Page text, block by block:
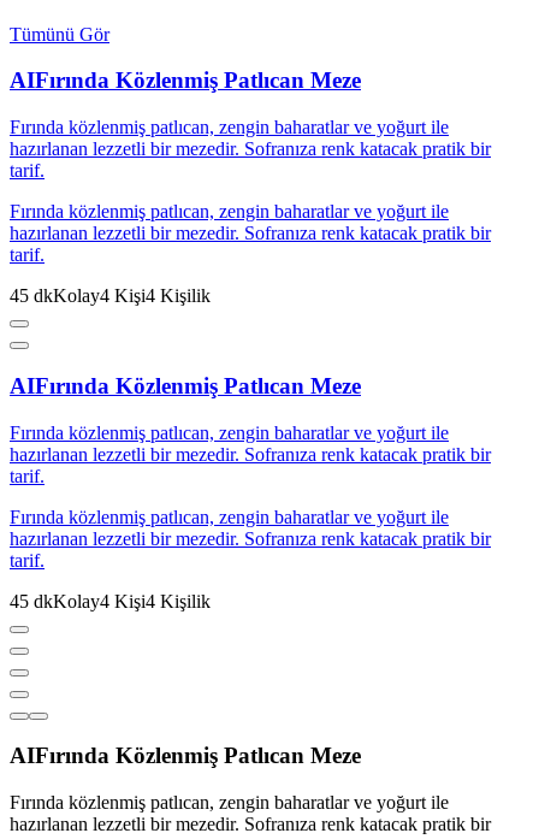
Tümünü Gör
AIFırında Közlenmiş Patlıcan Meze
Fırında közlenmiş patlıcan, zengin baharatlar ve yoğurt ile
hazırlanan lezzetli bir mezedir. Sofranıza renk katacak pratik bir
tarif.
Fırında közlenmiş patlıcan, zengin baharatlar ve yoğurt ile
hazırlanan lezzetli bir mezedir. Sofranıza renk katacak pratik bir
tarif.
45 dkKolay4 Kişi4 Kişilik
AIFırında Közlenmiş Patlıcan Meze
Fırında közlenmiş patlıcan, zengin baharatlar ve yoğurt ile
hazırlanan lezzetli bir mezedir. Sofranıza renk katacak pratik bir
tarif.
Fırında közlenmiş patlıcan, zengin baharatlar ve yoğurt ile
hazırlanan lezzetli bir mezedir. Sofranıza renk katacak pratik bir
tarif.
45 dkKolay4 Kişi4 Kişilik
AIFırında Közlenmiş Patlıcan Meze
Fırında közlenmiş patlıcan, zengin baharatlar ve yoğurt ile
hazırlanan lezzetli bir mezedir. Sofranıza renk katacak pratik bir